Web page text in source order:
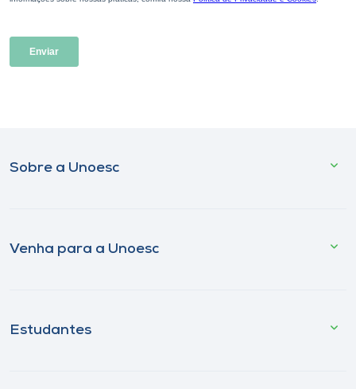
Sobre a Unoesc
Venha para a Unoesc
Estudantes